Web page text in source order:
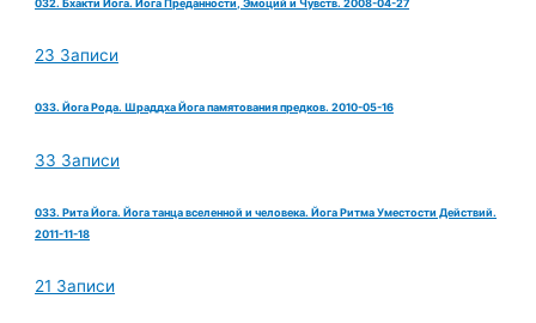
23 Записи
033. Йога Рода. Шраддха Йога памятования предков. 2010-05-16
33 Записи
033. Рита Йога. Йога танца вселенной и человека. Йога Ритма Уместости Действий.
2011-11-18
21 Записи